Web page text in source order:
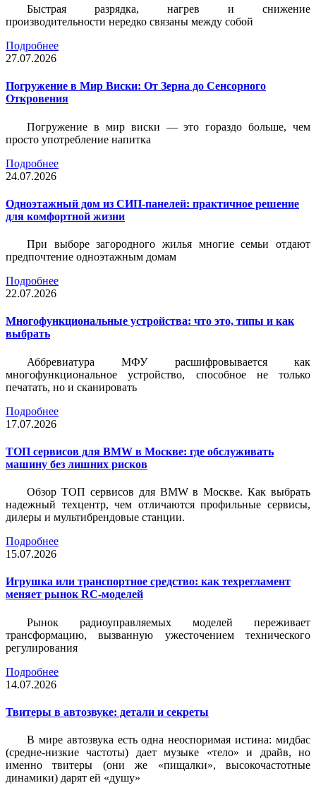
Быстрая разрядка, нагрев и снижение
производительности нередко связаны между собой
Подробнее
27.07.2026
Погружение в Мир Виски: От Зерна до Сенсорного
Откровения
Погружение в мир виски — это гораздо больше, чем
просто употребление напитка
Подробнее
24.07.2026
Одноэтажный дом из СИП-панелей: практичное решение
для комфортной жизни
При выборе загородного жилья многие семьи отдают
предпочтение одноэтажным домам
Подробнее
22.07.2026
Многофункциональные устройства: что это, типы и как
выбрать
Аббревиатура МФУ расшифровывается как
многофункциональное устройство, способное не только
печатать, но и сканировать
Подробнее
17.07.2026
ТОП сервисов для BMW в Москве: где обслуживать
машину без лишних рисков
Обзор ТОП сервисов для BMW в Москве. Как выбрать
надежный техцентр, чем отличаются профильные сервисы,
дилеры и мультибрендовые станции.
Подробнее
15.07.2026
Игрушка или транспортное средство: как техрегламент
меняет рынок RC-моделей
Рынок радиоуправляемых моделей переживает
трансформацию, вызванную ужесточением технического
регулирования
Подробнее
14.07.2026
Твитеры в автозвуке: детали и секреты
В мире автозвука есть одна неоспоримая истина: мидбас
(средне-низкие частоты) дает музыке «тело» и драйв, но
именно твитеры (они же «пищалки», высокочастотные
динамики) дарят ей «душу»